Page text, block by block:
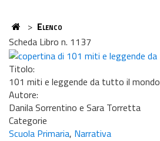
Home
> Elenco
Scheda Libro n. 1137
Titolo:
101 miti e leggende da tutto il mondo
Autore:
Danila Sorrentino e Sara Torretta
Categorie
Scuola Primaria, Narrativa